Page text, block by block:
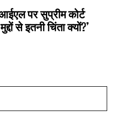
पर सुप्रीम कोर्ट
से इतनी चिंता क्यों?’